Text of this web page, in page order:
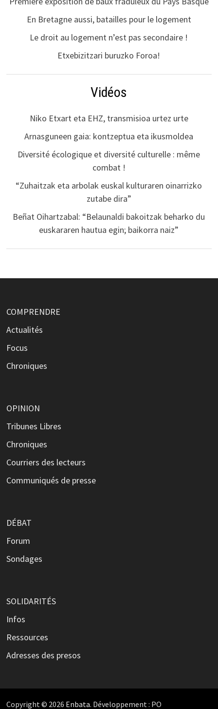
En Bretagne aussi, batailles pour le logement
Le droit au logement n’est pas secondaire !
Etxebizitzari buruzko Foroa!
Vidéos
Niko Etxart eta EHZ, transmisioa urtez urte
Arnasguneen gaia: kontzeptua eta ikusmoldea
Diversité écologique et diversité culturelle : même
combat !
“Zuhaitzak eta arbolak euskal kulturaren oinarrizko
zutabe dira”
Beñat Oihartzabal: “Belaunaldi bakoitzak beharko du
euskararen hautua egin; baikorra naiz”
COMPRENDRE
Actualités
Focus
Chroniques
OPINION
Tribunes Libres
Chroniques
Courriers des lecteurs
Communiqués de presse
DÉBAT
Forum
Sondages
SOLIDARITÉS
Infos
Ressources
Adresses des presos
Copyright © 2026 Enbata. Développement : PO